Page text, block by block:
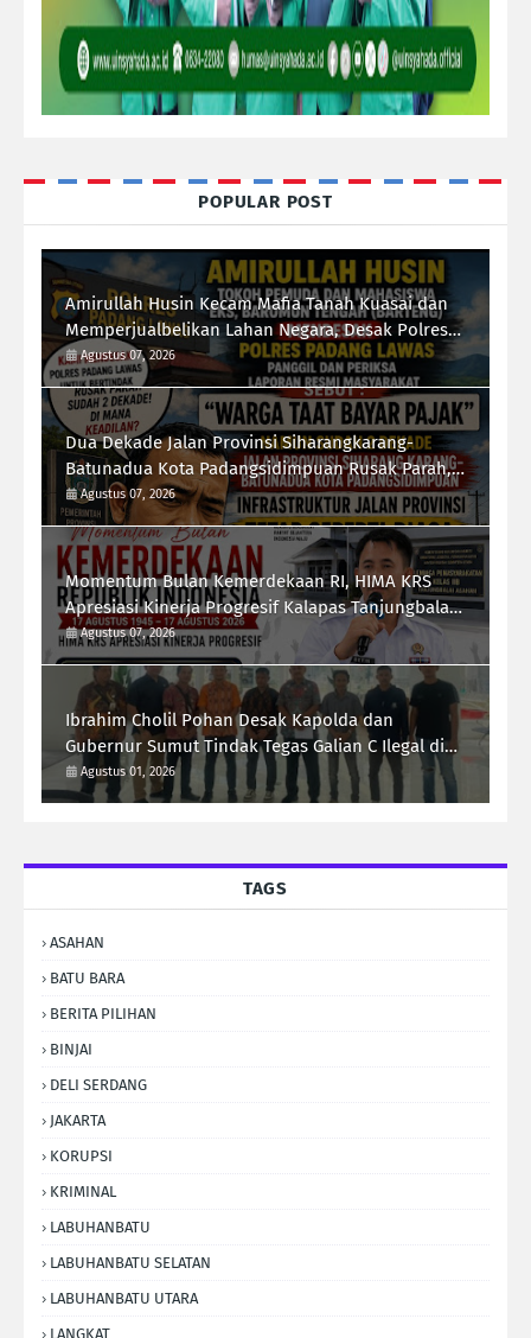
POPULAR POST
Amirullah Husin Kecam Mafia Tanah Kuasai dan
Memperjualbelikan Lahan Negara, Desak Polres
Padang Lawas Tindak Tegas Mafia Tanah
Agustus 07, 2026
Dua Dekade Jalan Provinsi Siharangkarang-
Batunadua Kota Padangsidimpuan Rusak Parah,
Rahmad Taufik Dalimunthe Desak Gubernur
Sumut "Turun Tangan"
Agustus 07, 2026
Momentum Bulan Kemerdekaan RI, HIMA KRS
Apresiasi Kinerja Progresif Kalapas Tanjungbalai,
Refin Tua Simanullang
Agustus 07, 2026
Ibrahim Cholil Pohan Desak Kapolda dan
Gubernur Sumut Tindak Tegas Galian C Ilegal di
Sipiongot Julu Kec. Dolok Kab. Paluta
Agustus 01, 2026
TAGS
ASAHAN
BATU BARA
BERITA PILIHAN
BINJAI
DELI SERDANG
JAKARTA
KORUPSI
KRIMINAL
LABUHANBATU
LABUHANBATU SELATAN
LABUHANBATU UTARA
LANGKAT